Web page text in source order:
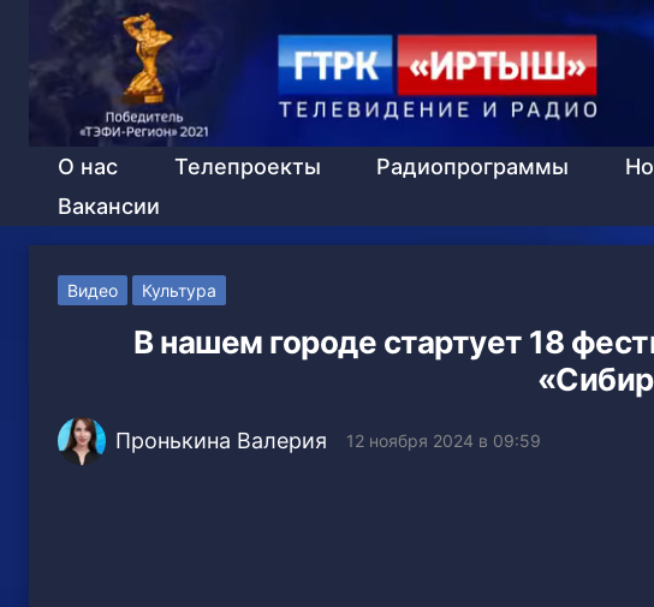
О нас Телепроекты Радиопрограммы
Вакансии
Видео Культура
В нашем городе стартует 18
Пронькина Валерия 12 ноября 2024 в 09:59